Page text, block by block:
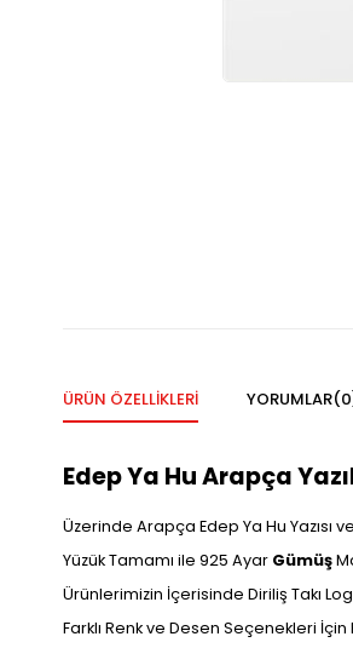
ÜRÜN ÖZELLIKLERI YORUMLAR
Edep Ya Hu Arapça
Üzerinde Arapça Edep Ya Hu Yazısı
Yüzük Tamamı ile 925 Ayar Gümüş
Ürünlerimizin İçerisinde Diriliş Takı
Farklı Renk ve Desen Seçenekleri